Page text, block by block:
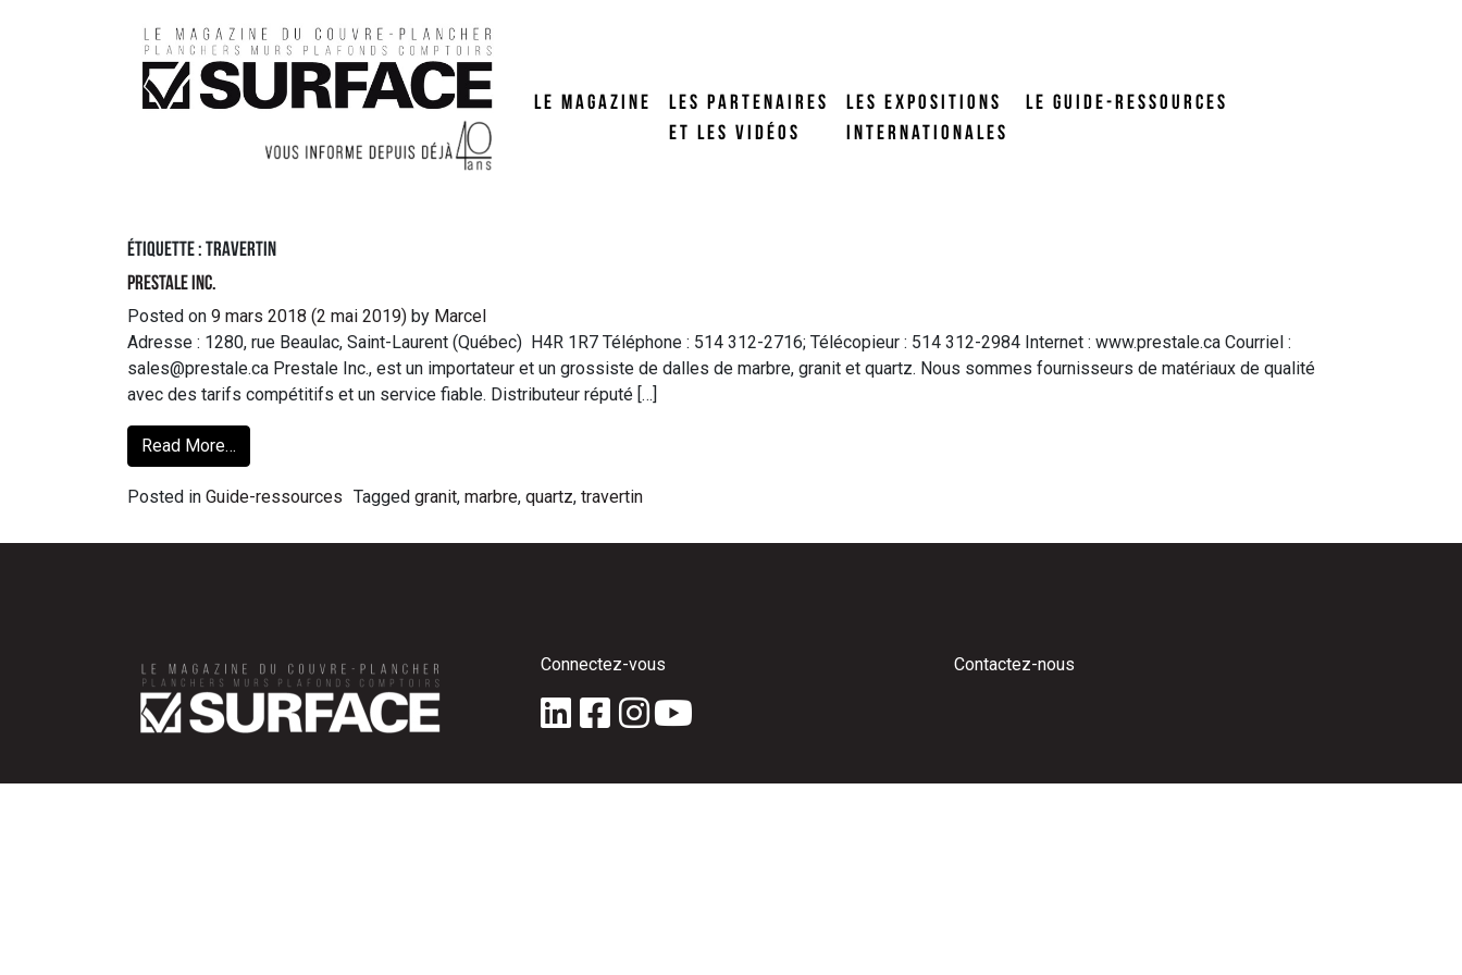
LE MAGAZINE
LES PARTENAIRES
ET LES VIDÉOS
LES EXPOSITIONS
INTERNATIONALES
LE GUIDE-RESSOURCES
Étiquette : travertin
Prestale Inc.
Posted on 9 mars 2018 (2 mai 2019) by Marcel
Adresse : 1280, rue Beaulac, Saint-Laurent (Québec) H4R 1R7 Téléphone : 514 312-2716; Télécopieur : 514 312-2984 Internet : www.prestale.ca Courriel :
sales@prestale.ca Prestale Inc., est un importateur et un grossiste de dalles de marbre, granit et quartz. Nous sommes fournisseurs de matériaux de qualité
avec des tarifs compétitifs et un service fiable. Distributeur réputé […]
Read More…
Posted in Guide-ressources Tagged granit, marbre, quartz, travertin
Connectez-vous Contactez-nous